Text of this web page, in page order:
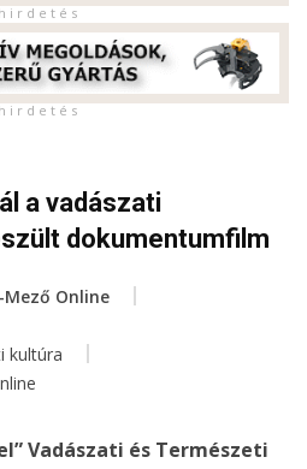
i r d e t é s
h i r d e t é s
a vadászati
dokumentumfilm
Online
kultúra
Vadászati és Természeti